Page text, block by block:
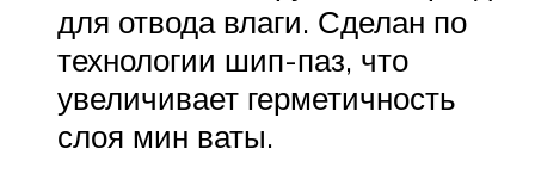
для отвода влаги. Сделан по
технологии шип-паз, что
увеличивает герметичность
слоя мин ваты.